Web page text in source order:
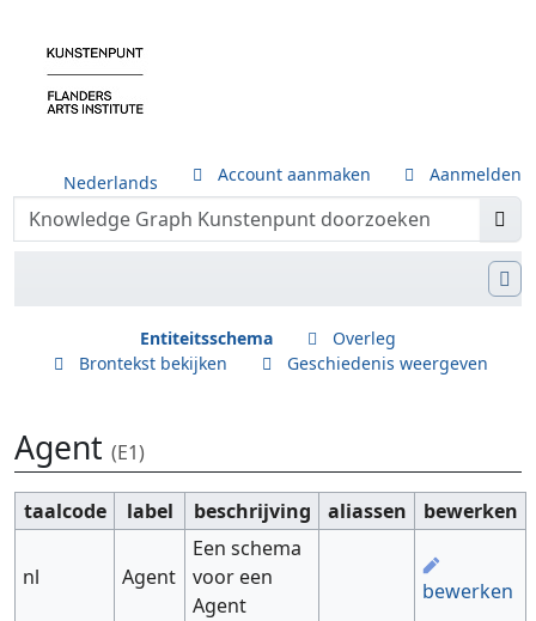
Nederlands Account aanmaken Aanmelden
Entiteitsschema
Overleg
Brontekst bekijken
Geschiedenis weergeven
Agent (E1)
Ga naar:navigatie zoeken
taalcode label beschrijving aliassen bewerken
nl Agent
Een schema
voor een
Agent
bewerken